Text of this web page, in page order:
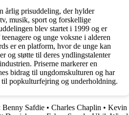
årlig prisuddeling, der hylder
musik, sport og forskellige
blev startet i 1999 og er
og unge voksne i alderen
er en platform, hvor de unge kan
og støtte til deres yndlingstalenter
Priserne markerer en
bidrag til ungdomskulturen og har
til popkulturfejring og underholdning.
Benny Safdie • Charles Chaplin • Kevin